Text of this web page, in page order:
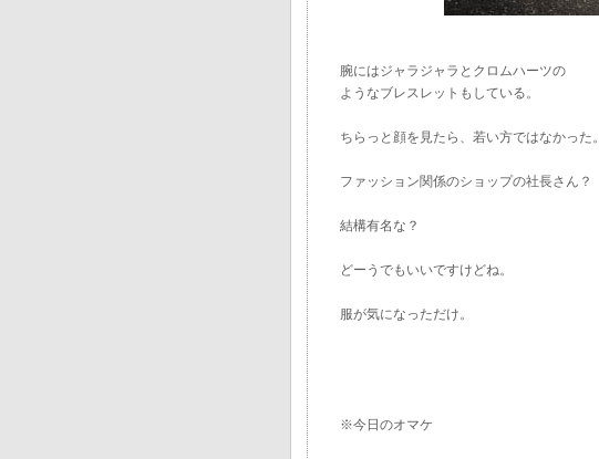
腕にはジャラジャラとクロムハーツの
ようなブレスレットもしている。
ちらっと顔を見たら、若い方ではなかった。
ファッション関係のショップの社長さん？
結構有名な？
どーうでもいいですけどね。
服が気になっただけ。
※今日のオマケ